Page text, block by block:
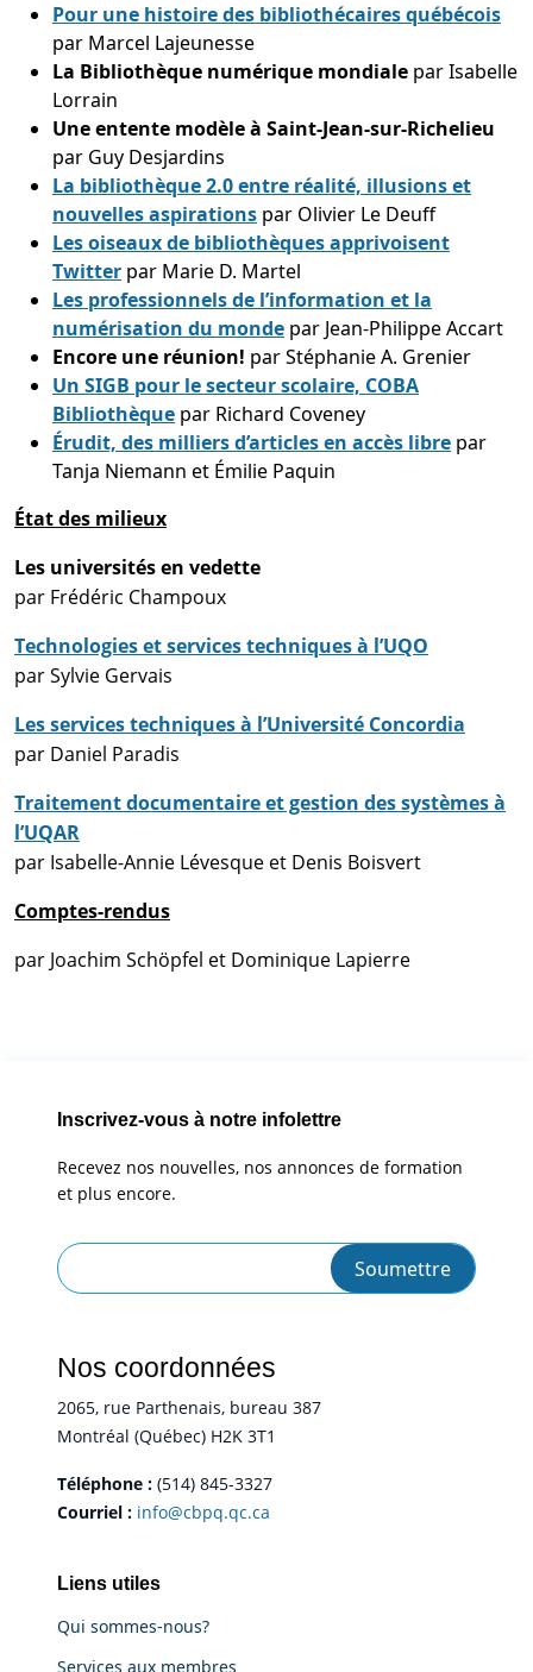
Pour une histoire des bibliothécaires québécois
par Marcel Lajeunesse
La Bibliothèque numérique mondiale par Isabelle
Lorrain
Une entente modèle à Saint-Jean-sur-Richelieu
par Guy Desjardins
La bibliothèque 2.0 entre réalité, illusions et
nouvelles aspirations par Olivier Le Deuff
Les oiseaux de bibliothèques apprivoisent
Twitter par Marie D. Martel
Les professionnels de l’information et la
numérisation du monde par Jean-Philippe Accart
Encore une réunion! par Stéphanie A. Grenier
Un SIGB pour le secteur scolaire, COBA
Bibliothèque par Richard Coveney
Érudit, des milliers d’articles en accès libre par
Tanja Niemann et Émilie Paquin
État des milieux
Les universités en vedette
par Frédéric Champoux
Technologies et services techniques à l’UQO
par Sylvie Gervais
Les services techniques à l’Université Concordia
par Daniel Paradis
Traitement documentaire et gestion des systèmes à
l’UQAR
par Isabelle-Annie Lévesque et Denis Boisvert
Comptes-rendus
par Joachim Schöpfel et Dominique Lapierre
Inscrivez-vous à notre infolettre
Recevez nos nouvelles, nos annonces de formation
et plus encore.
Nos coordonnées
2065, rue Parthenais, bureau 387
Montréal (Québec) H2K 3T1
Téléphone : (514) 845-3327
Courriel : info@cbpq.qc.ca
Liens utiles
Qui sommes-nous?
Services aux membres